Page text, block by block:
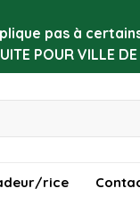
pas à
POUR VILLE
rice